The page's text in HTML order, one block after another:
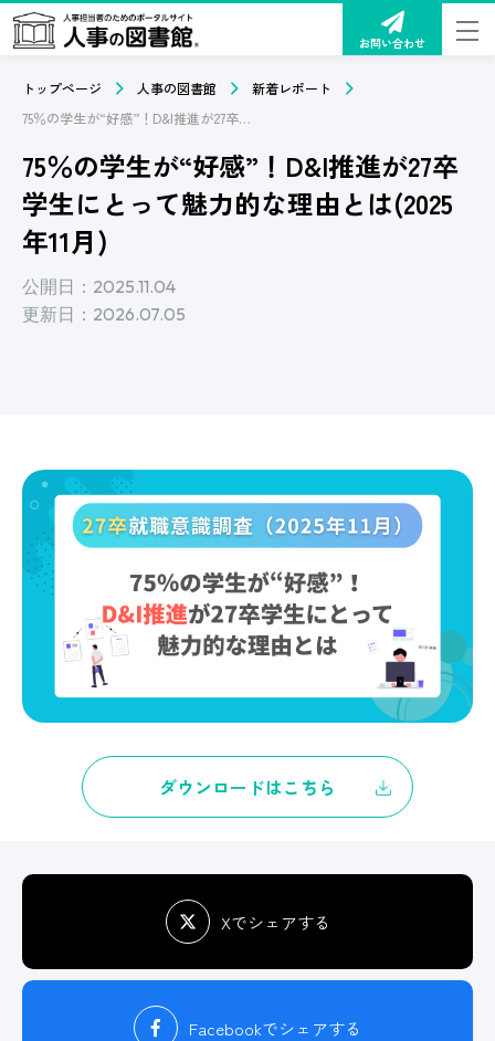
お問い合わせ
トップページ 人事の図書館
新着レポート
75％の学生が“好感”！D&I推進が27卒学生にとって魅力的な理由とは(2025年11月)
75％の学生が“好感”！D&I推進が27卒
学生にとって魅力的な理由とは(2025
年11月)
公開日：2025.11.04
更新日：2026.07.05
ダウンロードはこちら
Xでシェアする
Facebookでシェアする